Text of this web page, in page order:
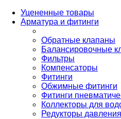
Уцененные товары
Арматура и фитинги
Обратные клапаны
Балансировочные
Фильтры
Компенсаторы
Фитинги
Обжимные фитинги
Фитинги
Коллекторы для
Редукторы давления